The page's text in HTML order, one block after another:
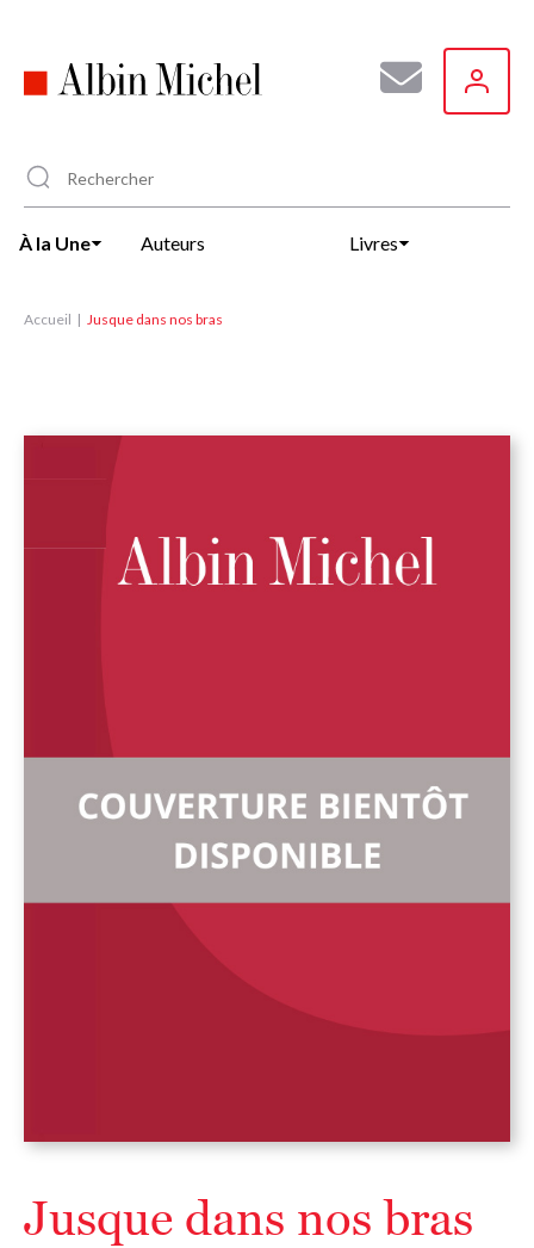
principal
À la Une Auteurs Livres
Accueil Jusque dans nos bras
Jusque dans nos bras